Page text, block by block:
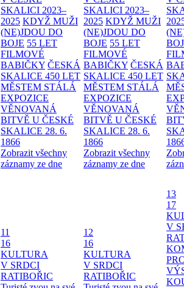
SKALICI 2023–
2025 KDYŽ MUŽI
(NE)JDOU DO
BOJE 55 LET
FILMOVÉ
BABIČKY ČESKÁ
SKALICE 450 LET
MĚSTEM STÁLÁ
EXPOZICE
VĚNOVANÁ
BITVĚ U ČESKÉ
SKALICE 28. 6.
1866
Zobrazit všechny
záznamy ze dne
SKALICI 2023–
2025 KDYŽ MUŽI
(NE)JDOU DO
BOJE 55 LET
FILMOVÉ
BABIČKY ČESKÁ
SKALICE 450 LET
MĚSTEM STÁLÁ
EXPOZICE
VĚNOVANÁ
BITVĚ U ČESKÉ
SKALICE 28. 6.
1866
Zobrazit všechny
záznamy ze dne
11
16
KULTURA
V SRDCI
RATIBOŘIC
12
16
KULTURA
V SRDCI
RATIBOŘIC
13
17
V